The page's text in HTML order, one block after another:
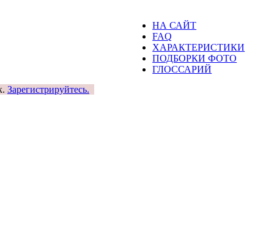
НА САЙТ
FAQ
ХАРАКТЕРИСТИКИ
ПОДБОРКИ ФОТО
ГЛОССАРИЙ
Зарегистрируйтесь.